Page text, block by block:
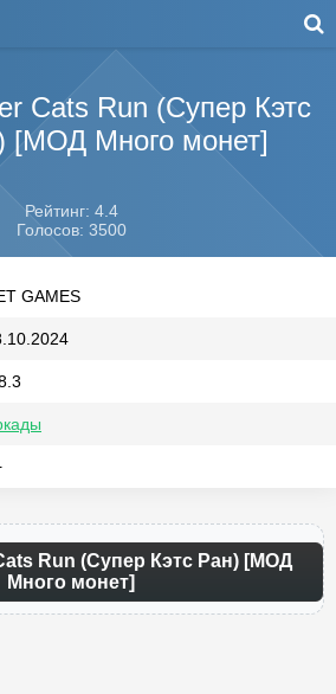
Cats Run (Супер Кэтс
[МОД Много монет]
Рейтинг: 4.4
Голосов: 3500
GAMES
Run (Супер Кэтс Ран) [МОД
Много монет]